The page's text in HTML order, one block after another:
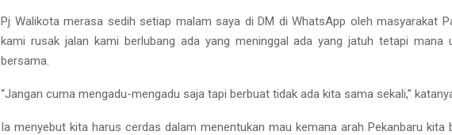
Pj Walikota merasa sedih setiap malam saya di DM di WhatsApp oleh masyarakat
kami rusak jalan kami berlubang ada yang meninggal ada yang jatuh tetapi mana
bersama.
“Jangan cuma mengadu-mengadu saja tapi berbuat tidak ada kita sama sekali,”
Ia menyebut kita harus cerdas dalam menentukan mau kemana arah Pekanbaru kita